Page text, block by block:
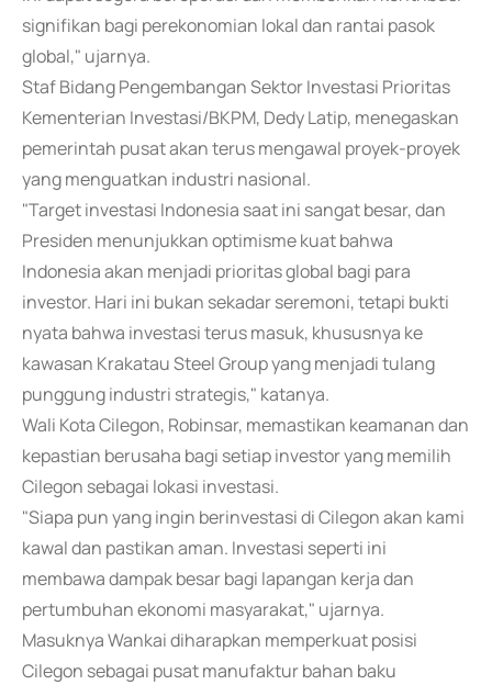
signifikan bagi perekonomian lokal dan rantai pasok
global," ujarnya.
Staf Bidang Pengembangan Sektor Investasi Prioritas
Kementerian Investasi/BKPM, Dedy Latip, menegaskan
pemerintah pusat akan terus mengawal proyek-proyek
yang menguatkan industri nasional.
"Target investasi Indonesia saat ini sangat besar, dan
Presiden menunjukkan optimisme kuat bahwa
Indonesia akan menjadi prioritas global bagi para
investor. Hari ini bukan sekadar seremoni, tetapi bukti
nyata bahwa investasi terus masuk, khususnya ke
kawasan Krakatau Steel Group yang menjadi tulang
punggung industri strategis," katanya.
Wali Kota Cilegon, Robinsar, memastikan keamanan dan
kepastian berusaha bagi setiap investor yang memilih
Cilegon sebagai lokasi investasi.
"Siapa pun yang ingin berinvestasi di Cilegon akan kami
kawal dan pastikan aman. Investasi seperti ini
membawa dampak besar bagi lapangan kerja dan
pertumbuhan ekonomi masyarakat," ujarnya.
Masuknya Wankai diharapkan memperkuat posisi
Cilegon sebagai pusat manufaktur bahan baku